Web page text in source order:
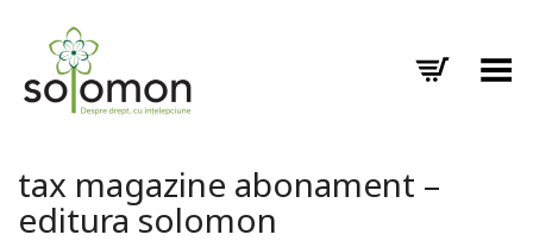
Toggle Menu
tax magazine abonament –
editura solomon